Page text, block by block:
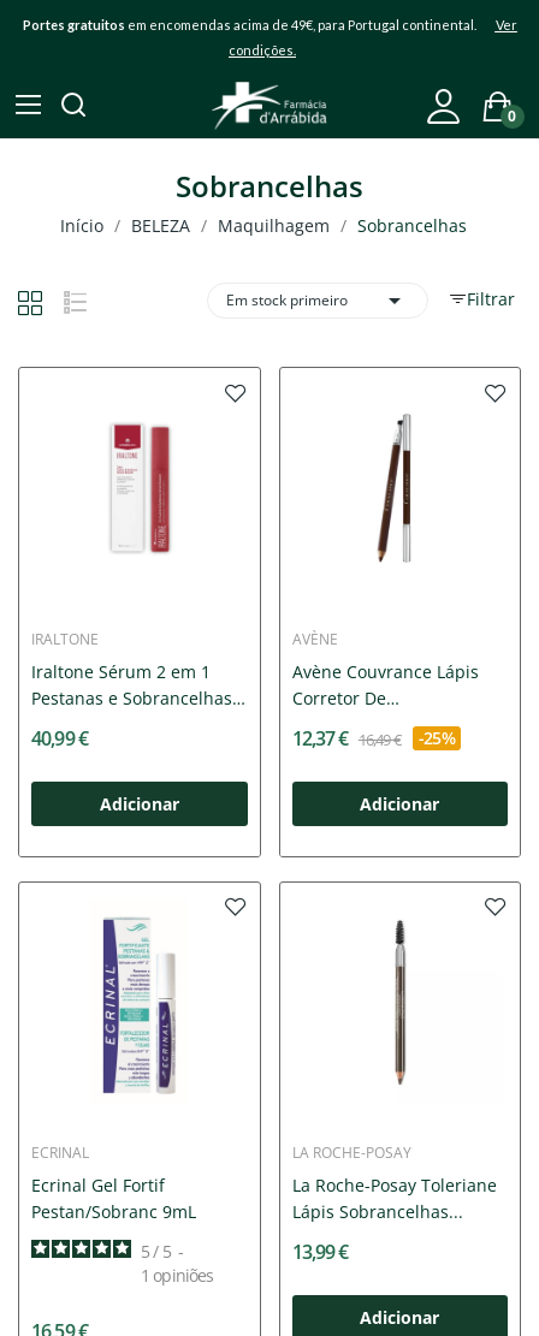
Portes gratuitos em encomendas acima de 49€, para Portugal continental. Ver
condições.
0
Sobrancelhas
Início BELEZA Maquilhagem Sobrancelhas
Filtrar
Em stock primeiro 
IRALTONE
Iraltone Sérum 2 em 1
Pestanas e Sobrancelhas
40,99 €
Adicionar
AVÈNE
Avène Couvrance Lápis
Corretor De
Sobrancelhas...
12,37 € 16,49 € -25%
Adicionar
ECRINAL
Ecrinal Gel Fortif
Pestan/Sobranc 9mL
5/ 5 -
1 opiniões
LA ROCHE-POSAY
La Roche-Posay Toleriane
Lápis Sobrancelhas...
13,99 €
Adicionar